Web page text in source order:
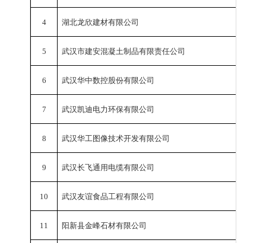
4 湖北龙欣建材有限公司
5 武汉市建安混凝土制品有限责任公司
6 武汉华中数控股份有限公司
7 武汉凯迪电力环保有限公司
8 武汉华工图像技术开发有限公司
9 武汉长飞通用电缆有限公司
10 武汉友谊食品工程有限公司
11 阳新县金峰石材有限公司